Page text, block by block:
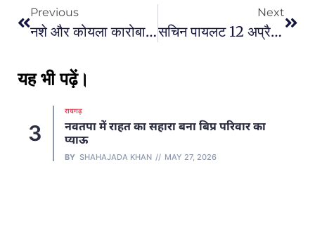
Previous
नशे और कोयला कारोबारी हिरासत में : एसीबी/ईओडब्ल्यू ने गुरुवार को शराब और कोयला कारोबार से जुड़े कारोबारियों के रायपुर, दुर्ग, राजनांदगाँव और बिलासपुर समेत प्रदेशभर के 15 ठिकानों पर दी दबिश
Next
सचिन पायलट 12 अप्रैल को छत्तीसगढ़ दौरे पर : कांग्रेस के प्रदेश प्रभारी व राष्ट्रीय महासचिव सचिन पायलट राहुल के दौरे से पहले तैयारियों का जायजा लेने पहुंच रहे
यह भी पढ़ें।
3
रायगढ़
नवतपा में राहत का सहारा बना बिप्र परिवार का
प्याऊ
BY SHAHAJADA KHAN MAY 27, 2026